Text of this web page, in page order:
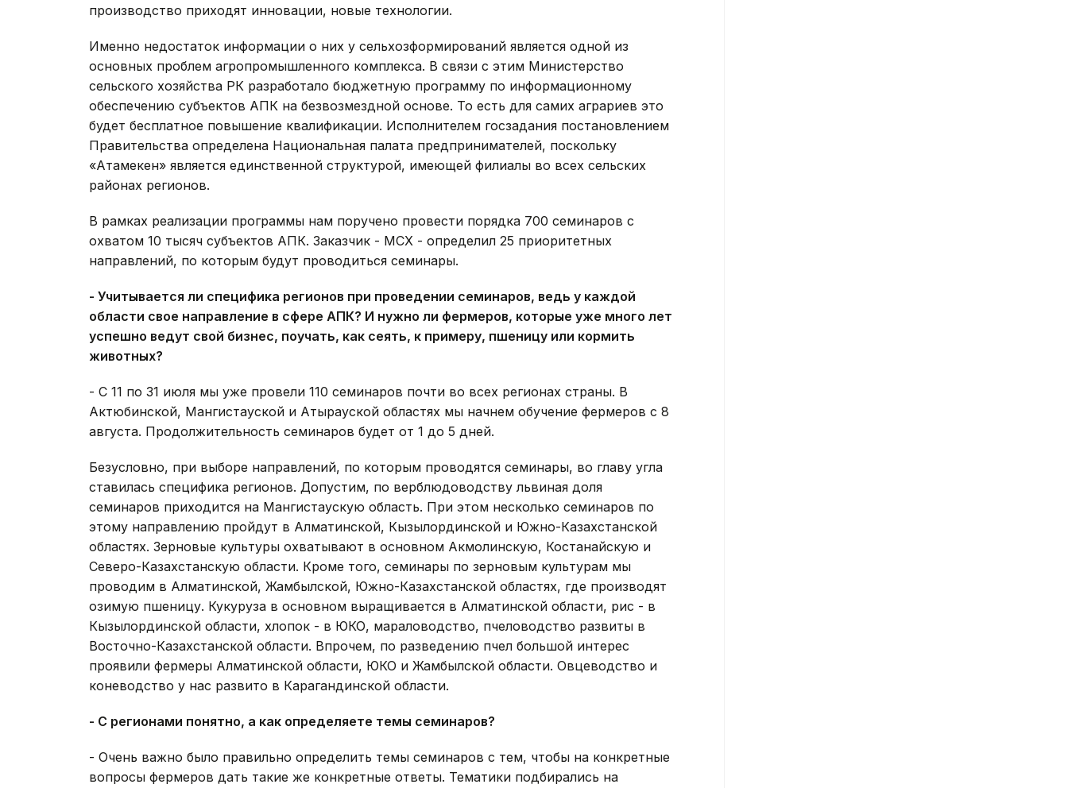
производство приходят инновации, новые технологии.
Именно недостаток информации о них у сельхозформирований является одной из
основных проблем агропромышленного комплекса. В связи с этим Министерство
сельского хозяйства РК разработало бюджетную программу по информационному
обеспечению субъектов АПК на безвозмездной основе. То есть для самих аграриев это
будет бесплатное повышение квалификации. Исполнителем госзадания постановлением
Правительства определена Национальная палата предпринимателей, поскольку
«Атамекен» является единственной структурой, имеющей филиалы во всех сельских
районах регионов.
В рамках реализации программы нам поручено провести порядка 700 семинаров с
охватом 10 тысяч субъектов АПК. Заказчик - МСХ - определил 25 приоритетных
направлений, по которым будут проводиться семинары.
- Учитывается ли специфика регионов при проведении семинаров, ведь у каждой
области свое направление в сфере АПК? И нужно ли фермеров, которые уже много лет
успешно ведут свой бизнес, поучать, как сеять, к примеру, пшеницу или кормить
животных?
- С 11 по 31 июля мы уже провели 110 семинаров почти во всех регионах страны. В
Актюбинской, Мангистауской и Атырауской областях мы начнем обучение фермеров с 8
августа. Продолжительность семинаров будет от 1 до 5 дней.
Безусловно, при выборе направлений, по которым проводятся семинары, во главу угла
ставилась специфика регионов. Допустим, по верблюдоводству львиная доля
семинаров приходится на Мангистаускую область. При этом несколько семинаров по
этому направлению пройдут в Алматинской, Кызылординской и Южно-Казахстанской
областях. Зерновые культуры охватывают в основном Акмолинскую, Костанайскую и
Северо-Казахстанскую области. Кроме того, семинары по зерновым культурам мы
проводим в Алматинской, Жамбылской, Южно-Казахстанской областях, где производят
озимую пшеницу. Кукуруза в основном выращивается в Алматинской области, рис - в
Кызылординской области, хлопок - в ЮКО, мараловодство, пчеловодство развиты в
Восточно-Казахстанской области. Впрочем, по разведению пчел большой интерес
проявили фермеры Алматинской области, ЮКО и Жамбылской области. Овцеводство и
коневодство у нас развито в Карагандинской области.
- С регионами понятно, а как определяете темы семинаров?
- Очень важно было правильно определить темы семинаров с тем, чтобы на конкретные
вопросы фермеров дать такие же конкретные ответы. Тематики подбирались на